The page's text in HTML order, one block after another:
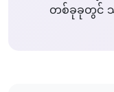
တစ်ခုခုတွင် သ